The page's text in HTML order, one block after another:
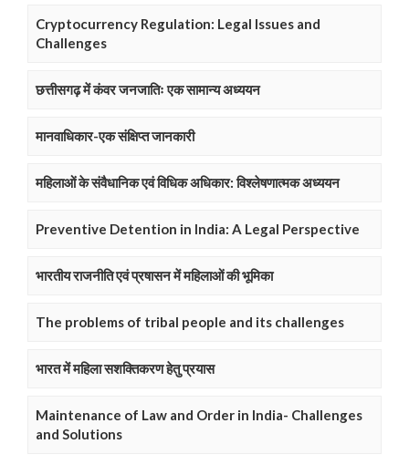
Cryptocurrency Regulation: Legal Issues and
Challenges
छत्तीसगढ़ में कंवर जनजातिः एक सामान्य अध्ययन
मानवाधिकार-एक संक्षिप्त जानकारी
महिलाओं के संवैधानिक एवं विधिक अधिकार: विश्लेषणात्मक अध्ययन
Preventive Detention in India: A Legal Perspective
भारतीय राजनीति एवं प्रषासन में महिलाओं की भूमिका
The problems of tribal people and its challenges
भारत में महिला सशक्तिकरण हेतु प्रयास
Maintenance of Law and Order in India- Challenges
and Solutions